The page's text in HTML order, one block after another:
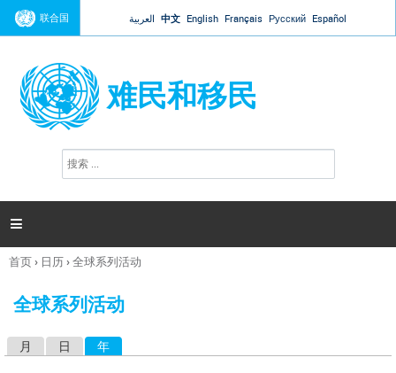
Jump to navigation
联合国 العربية 中文 English Français Русский Español
难民和移民
搜
索

你
这
首页› 日历›全球系列活动
全球系列活动
月 日 年